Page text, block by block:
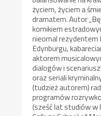
życiem, życiem a
dramatem. Autor
komikiem
nieomal
Edynburgu,
aktorem
dialogów i
oraz seriali
(tudzież autorem)
programów
(sześć lat studiów w